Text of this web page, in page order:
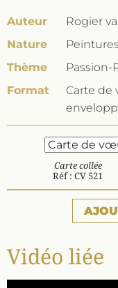
Auteur
Rogier
Nature
Peintures
Thème
Format
Carte de
Carte collée
Réf : CV 521
Vidéo liée